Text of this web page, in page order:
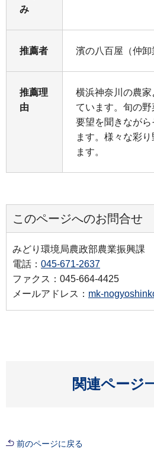
み
推薦者 濱の八百屋（仲卸
推薦理
由
横浜神奈川の農
ています。旬の
要望を聞きなが
ます。様々な彩
ます。
このページへのお問合せ
みどり環境局農政部農業振興課
電話： 045-671-2637
ファクス：045-664-4425
メールアドレス： mk-
関連ページ
開
前のページに戻る